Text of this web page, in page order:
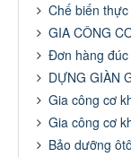
Chế biến
GIA CÔNG
Đơn hàng đúc
DỰNG GIÀN
Gia công cơ
Gia công cơ
Bảo dưỡng